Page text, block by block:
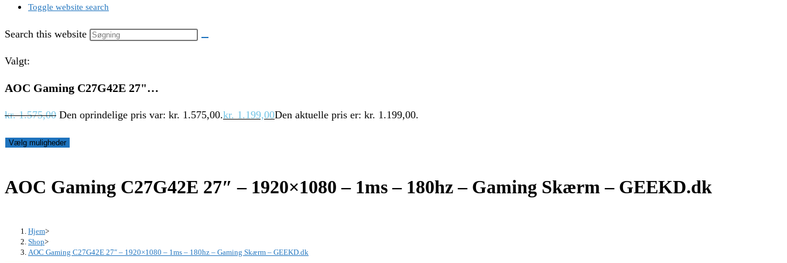
Toggle website search
Search this website
Valgt:
AOC Gaming C27G42E 27"…
kr.1.575,00 Den oprindelige pris var: kr. 1.575,00.kr. 1.199,00Den aktuelle pris er: kr. 1.199,00.
Vælg muligheder
AOC Gaming C27G42E 27″ – 1920×1080 – 1ms – 180hz – Gaming Skærm – GEEKD.dk
Hjem>
Shop>
AOC Gaming C27G42E 27″ – 1920×1080 – 1ms – 180hz – Gaming Skærm – GEEKD.dk